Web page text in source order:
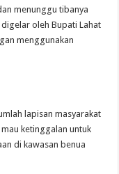
menunggu tibanya
oleh Bupati Lahat
menggunakan
lapisan masyarakat
ketinggalan untuk
di kawasan benua